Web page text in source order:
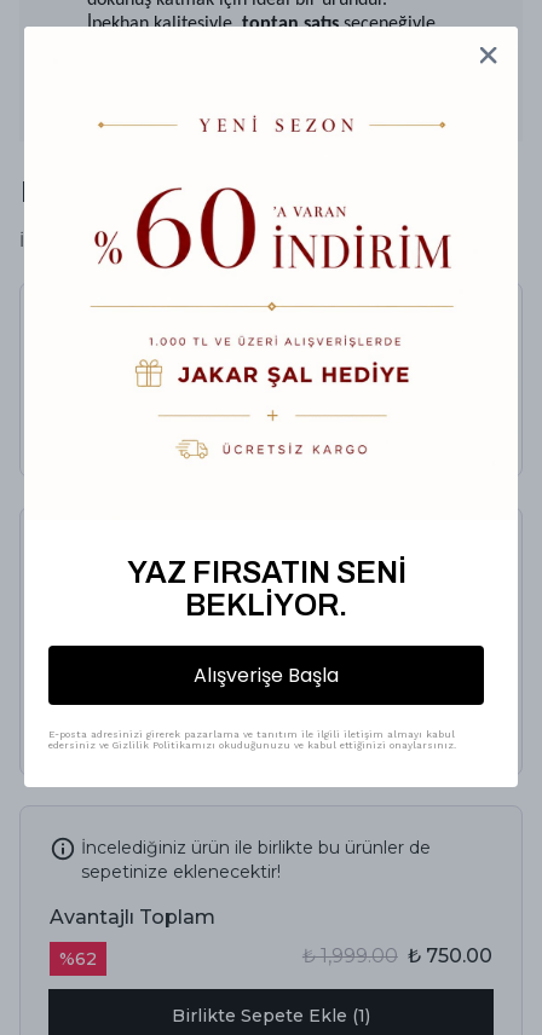
İpekhan kalitesiyle,toptan satışseçeneğiyle
işletmelere de sunulmaktadır. Farklı koleksiyonlara
Hediyeni Taçlandır
İpekhan'nın Soft Hediye Kutusu
Hint Vual İpek Şal 5012-12
₺ 1,999.00
%25
₺ 100.00 ₺ 75.00
Renk
İncelediğiniz ürün ile birlikte bu ürünler de
sepetinize eklenecektir!
Avantajlı Toplam
%62 ₺ 1,999.00 ₺ 750.00
Birlikte Sepete Ekle (1)
YAZ FIRSATIN SENİ
BEKLİYOR.
Alışverişe Başla
E-posta adresinizi girerek pazarlama ve tanıtım ile ilgili iletişim almayı kabul
edersiniz ve Gizlilik Politikamızı okuduğunuzu ve kabul ettiğinizi onaylarsınız.